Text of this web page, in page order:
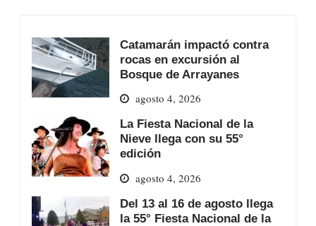
Catamarán impactó contra
rocas en excursión al
Bosque de Arrayanes
agosto 4, 2026
La Fiesta Nacional de la
Nieve llega con su 55°
edición
agosto 4, 2026
Del 13 al 16 de agosto llega
la 55° Fiesta Nacional de la